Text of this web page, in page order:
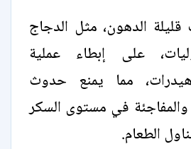
قليلة الدهون، مثل الدجاج
على إبطاء عملية
مما يمنع حدوث
والمفاجئة في مستوى السكر
الطعام.